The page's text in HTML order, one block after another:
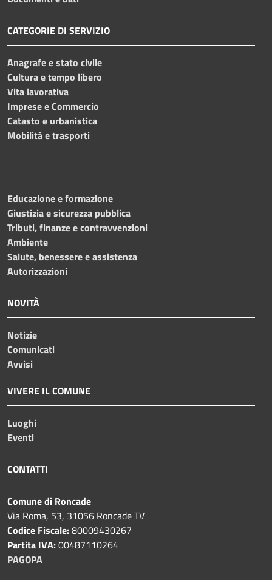
CATEGORIE DI SERVIZIO
Anagrafe e stato civile
Cultura e tempo libero
Vita lavorativa
Imprese e Commercio
Catasto e urbanistica
Mobilità e trasporti
Educazione e formazione
Giustizia e sicurezza pubblica
Tributi, finanze e contravvenzioni
Ambiente
Salute, benessere e assistenza
Autorizzazioni
NOVITÀ
Notizie
Comunicati
Avvisi
VIVERE IL COMUNE
Luoghi
Eventi
CONTATTI
Comune di Roncade
Via Roma, 53, 31056 Roncade TV
Codice Fiscale:80009430267
Partita IVA:00487110264
PAGOPA